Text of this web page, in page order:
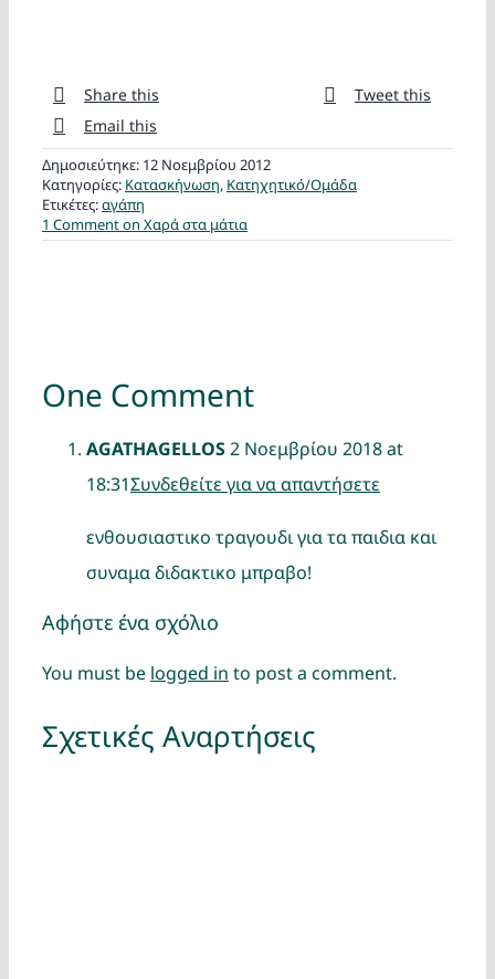
Share this
Tweet this
Email this
Δημοσιεύτηκε: 12 Νοεμβρίου 2012
Κατηγορίες: Κατασκήνωση, Κατηχητικό/Ομάδα
Ετικέτες:αγάπη
1 Commenton Χαρά στα μάτια
One Comment
AGATHAGELLOS2 Νοεμβρίου 2018 at
18:31Συνδεθείτε για να απαντήσετε
ενθουσιαστικο τραγουδι για τα παιδια και
συναμα διδακτικο μπραβο!
Αφήστε ένα σχόλιο
You must be logged in to post a comment.
Σχετικές Αναρτήσεις